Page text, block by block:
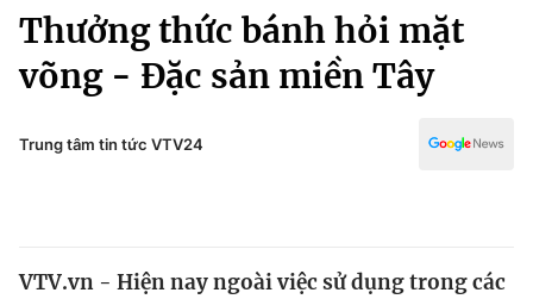
Chuyên mục
Chính trị
Kinh tế
Thể thao
Truyền hình
Y tế
Thưởng thức bánh hỏi mặt
võng - Đặc sản miền Tây
Trung tâm tin tức VTV24
VTV.vn - Hiện nay ngoài việc sử dụng trong các